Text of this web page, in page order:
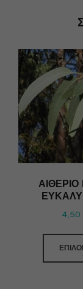
ΑΙΘΈΡΙΟ
4,50